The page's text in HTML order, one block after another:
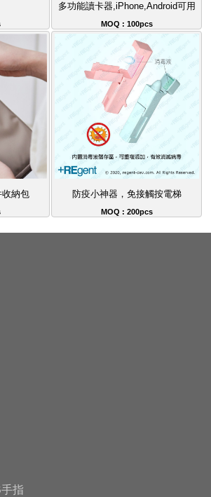
多功能讀卡器,iPhone,Android可用
MOQ : 100pcs
收納包 防疫小神器，免接觸按電梯
MOQ : 200pcs
指